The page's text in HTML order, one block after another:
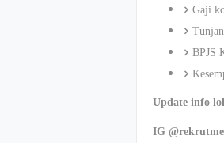
Gaji
BPJS
Update info
IG